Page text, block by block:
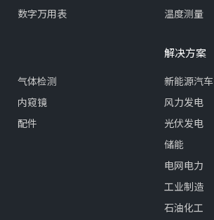
数字万用表
温度测量
气体检测
内窥镜
配件
解决方案
新能源汽车
风力发电
光伏发电
储能
电网电力
工业制造
石油化工